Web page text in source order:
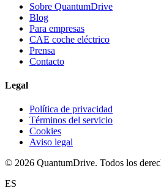
Sobre QuantumDrive
Blog
Para empresas
CAE coche eléctrico
Prensa
Contacto
Legal
Política de privacidad
Términos del servicio
Cookies
Aviso legal
© 2026 QuantumDrive. Todos los
ES